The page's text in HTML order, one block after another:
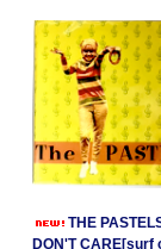
THE
DON'T CARE[surf